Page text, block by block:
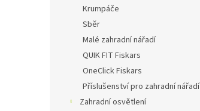
Krumpáče
Sběr
Malé zahradní nářadí
QUIK FIT Fiskars
OneClick Fiskars
Příslušenství pro zahradní nářadí
Zahradní osvětlení